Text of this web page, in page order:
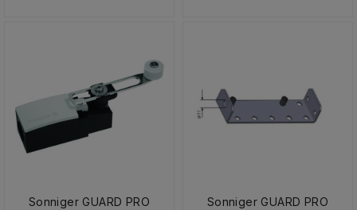
Sonniger GUARD PRO
Sonniger GUARD PRO